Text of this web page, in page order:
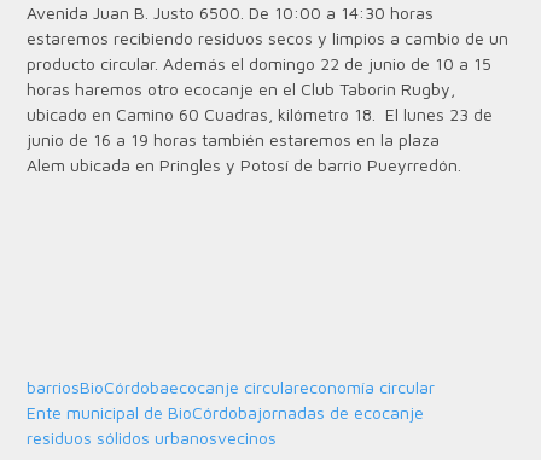
Avenida Juan B. Justo 6500. De 10:00 a 14:30 horas
estaremos recibiendo residuos secos y limpios a cambio de un
producto circular. Además el domingo 22 de junio de 10 a 15
horas haremos otro ecocanje en el Club Taborin Rugby,
ubicado en Camino 60 Cuadras, kilómetro 18. El lunes 23 de
junio de 16 a 19 horas también estaremos en la plaza
Alem ubicada en Pringles y Potosí de barrio Pueyrredón.
barriosBioCórdobaecocanje circulareconomía circular
Ente municipal de BioCórdobajornadas de ecocanje
residuos sólidos urbanosvecinos